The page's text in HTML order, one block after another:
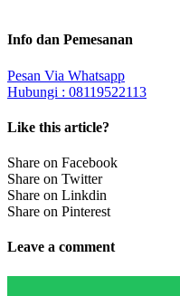
Info dan Pemesanan
Pesan Via Whatsapp
Hubungi : 08119522113
Like this article?
Share on Facebook
Share on Twitter
Share on Linkdin
Share on Pinterest
Leave a comment